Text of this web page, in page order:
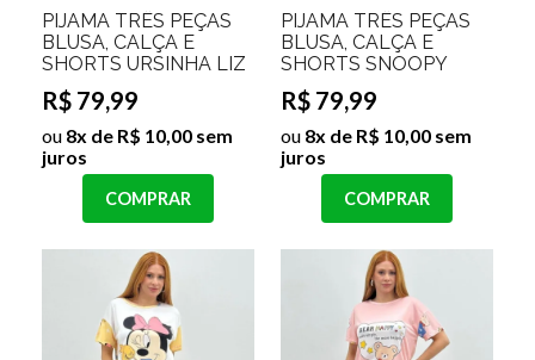
PIJAMA TRÊS PEÇAS
BLUSA, CALÇA E
SHORTS URSINHA LIZ
R$ 79,99
ou 8x de R$ 10,00 sem
juros
COMPRAR
PIJAMA TRÊS PEÇAS
BLUSA, CALÇA E
SHORTS SNOOPY
R$ 79,99
ou 8x de R$ 10,00 sem
juros
COMPRAR